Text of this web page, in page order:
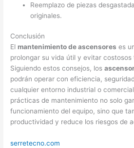
Reemplazo de piezas
originales.
Conclusión
El mantenimiento de ascensores es
prolongar su vida útil y evitar
Siguiendo estos consejos, los
podrán operar con eficiencia,
cualquier entorno industrial o
prácticas de mantenimiento no solo
funcionamiento del equipo, sino que
productividad y reduce los riesgos de
serretecno.com